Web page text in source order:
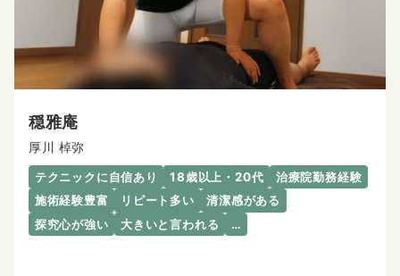
穏雅庵
厚川 棹弥
テクニックに自信あり 18歳以上・20代
治療院勤務経験
施術経験豊富
リピート多い
清潔感がある
探究心が強い
大きいと言われる …